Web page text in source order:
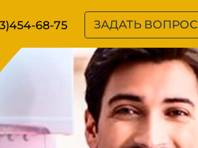
68-75 ЗАДАТЬ ВОПРОС